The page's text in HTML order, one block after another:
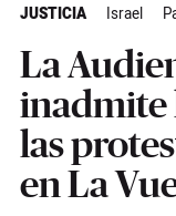
JUSTICIA Israel
La
inadmite
las
en La